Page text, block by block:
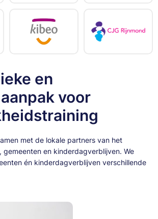
en
voor
met de lokale partners van het
gemeenten en kinderdagverblijven. We
én kinderdagverblijven verschillende